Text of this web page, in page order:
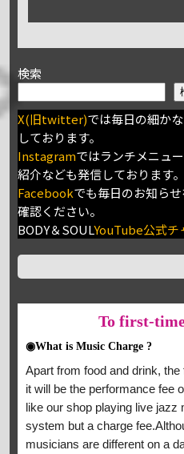
検索
X(旧twitter)では毎日の細か
しております。
Instagramではランチメニュ
紹介なども発信しております。
Facebookでも毎日のお知ら
確認ください。
BODY＆SOULYouTube公式チ
To first-
◉What is Music Charge ?
Apart from food and drink,
it will be the performance fee
like our shop playing live jazz
system but a charge
musicians are different on a